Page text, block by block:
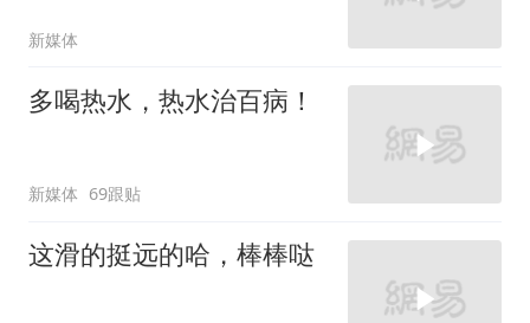
新媒体
多喝热水，热水治百病！
新媒体 69跟贴
这滑的挺远的哈，棒棒哒